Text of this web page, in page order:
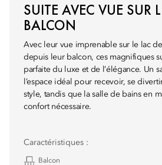
SUITE AVEC VUE SUR
BALCON
Avec leur vue imprenable sur le lac
depuis leur balcon, ces magnifiques
parfaite du luxe et de l’élégance. Un
l’espace idéal pour recevoir, se
style, tandis que la salle de bains en
confort nécessaire.
Caractéristiques :
Balcon